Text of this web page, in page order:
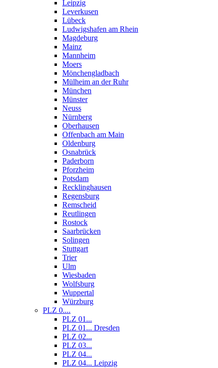
Leipzig
Leverkusen
Lübeck
Ludwigshafen am Rhein
Magdeburg
Mainz
Mannheim
Moers
Mönchengladbach
Mülheim an der Ruhr
München
Münster
Neuss
Nürnberg
Oberhausen
Offenbach am Main
Oldenburg
Osnabrück
Paderborn
Pforzheim
Potsdam
Recklinghausen
Regensburg
Remscheid
Reutlingen
Rostock
Saarbrücken
Solingen
Stuttgart
Trier
Ulm
Wiesbaden
Wolfsburg
Wuppertal
Würzburg
PLZ 0....
PLZ 01...
PLZ 01... Dresden
PLZ 02...
PLZ 03...
PLZ 04...
PLZ 04... Leipzig